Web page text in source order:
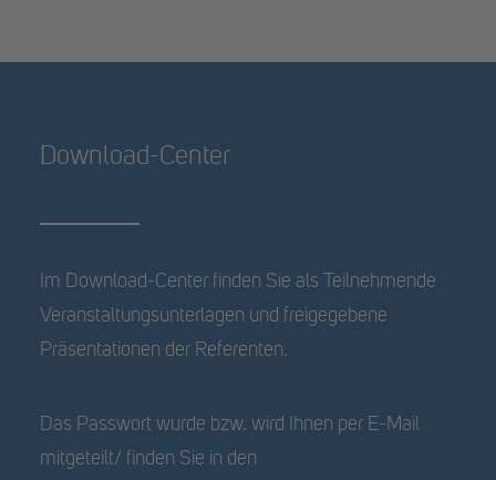
Download-Center
Im Download-Center finden Sie als Teilnehmende
Veranstaltungsunterlagen und freigegebene
Präsentationen der Referenten.
Das Passwort wurde bzw. wird Ihnen per E-Mail
mitgeteilt/ finden Sie in den